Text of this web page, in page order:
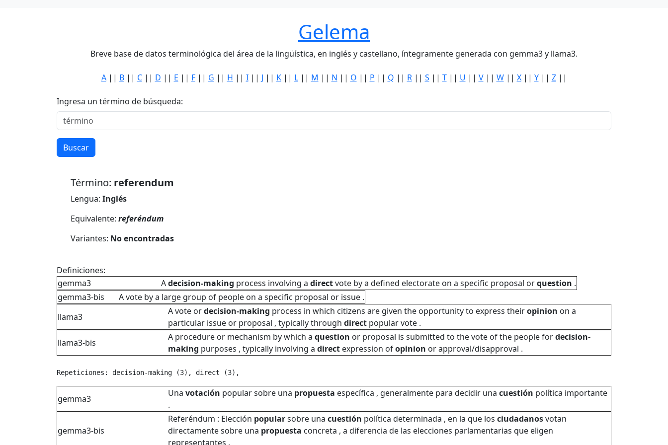
Gelema
Breve base de datos terminológica del área de la lingüística, en inglés y castellano, íntegramente generada con gemma3 y llama3.
A|| B|| C|| D || E || F|| G || H || I|| J || K|| L|| M || N || O || P || Q || R|| S || T|| U || V|| W|| X|| Y|| Z||
Ingresa un término de búsqueda:
Buscar
Término: referendum
Lengua: Inglés
Equivalente: referéndum
Variantes: No encontradas
Definiciones:
gemma3
Adecision-making process involving a directvote by a defined electorate on a specific proposal orquestion .
gemma3-bis
A vote by a large group of people on a specific proposal or issue .
llama3
A vote ordecision-making process in which citizens are given the opportunity to express theiropinion on a
particular issue or proposal , typically through direct popular vote .
llama3-bis
A procedure or mechanism by which a question or proposal is submitted to the vote of the people fordecision-
making purposes , typically involving a direct expression ofopinion or approval/disapproval .
Repeticiones: decision-making (3), direct (3),
gemma3
Una votación popular sobre una propuesta específica , generalmente para decidir una cuestión política importante
.
gemma3-bis
Referéndum : Elección popularsobre una cuestión política determinada , en la que los ciudadanosvotan
directamente sobre una propuesta concreta , a diferencia de las elecciones parlamentarias que eligen
representantes .